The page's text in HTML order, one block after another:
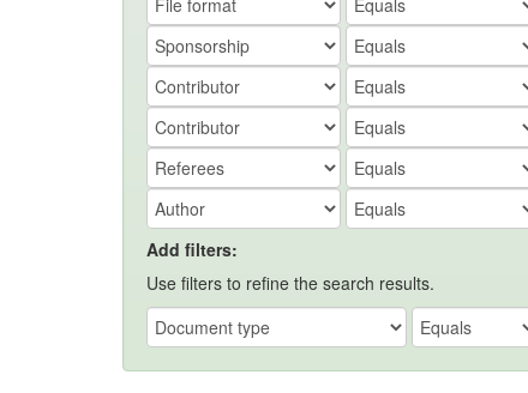
Add filters:
Use filters to refine the search results.